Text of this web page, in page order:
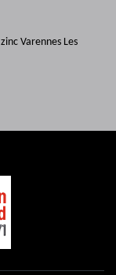
Varennes Les